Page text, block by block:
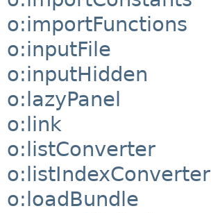
o:importFunctions
o:inputFile
o:inputHidden
o:lazyPanel
o:link
o:listConverter
o:listIndexConverter
o:loadBundle